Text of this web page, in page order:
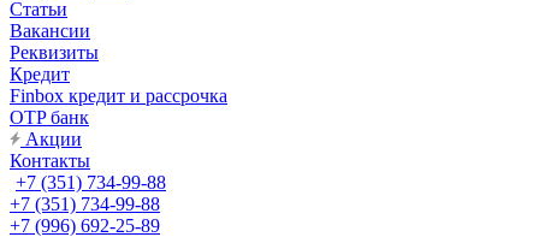
Статьи
Вакансии
Реквизиты
Кредит
Finbox кредит и рассрочка
OTP банк
Акции
Контакты
+7 (351) 734-99-88
+7 (351) 734-99-88
+7 (996) 692-25-89